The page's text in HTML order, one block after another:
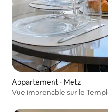
Appartement ⋅ Metz
Vue imprenable sur le